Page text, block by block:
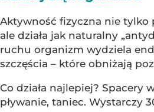
Aktywność fizyczna nie tylko
ale działa jak naturalny
ruchu organizm wydziela
szczęścia – które obniżają
Co działa najlepiej? Spacery
pływanie, taniec. Wystarczy